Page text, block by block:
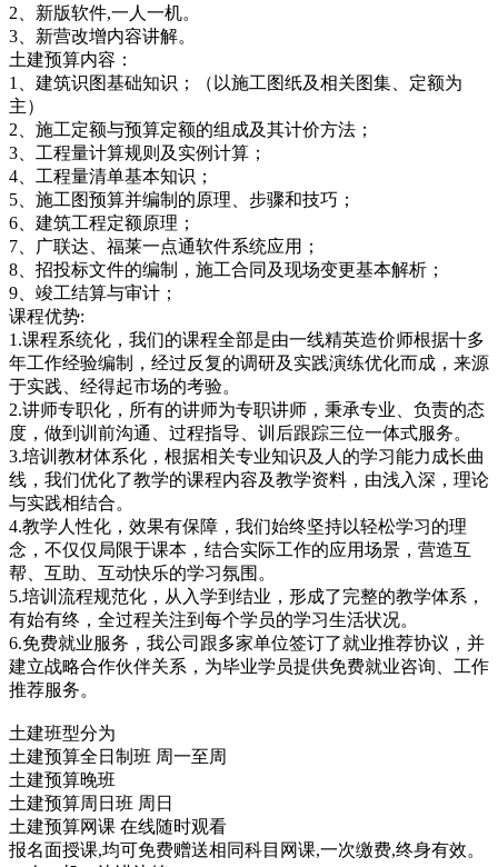
2、新版软件,一人一机。
3、新营改增内容讲解。
土建预算内容：
1、建筑识图基础知识；（以施工图纸及相关图集、定额为
主）
2、施工定额与预算定额的组成及其计价方法；
3、工程量计算规则及实例计算；
4、工程量清单基本知识；
5、施工图预算并编制的原理、步骤和技巧；
6、建筑工程定额原理；
7、广联达、福莱一点通软件系统应用；
8、招投标文件的编制，施工合同及现场变更基本解析；
9、竣工结算与审计；
课程优势:
1.课程系统化，我们的课程全部是由一线精英造价师根据十多
年工作经验编制，经过反复的调研及实践演练优化而成，来源
于实践、经得起市场的考验。
2.讲师专职化，所有的讲师为专职讲师，秉承专业、负责的态
度，做到训前沟通、过程指导、训后跟踪三位一体式服务。
3.培训教材体系化，根据相关专业知识及人的学习能力成长曲
线，我们优化了教学的课程内容及教学资料，由浅入深，理论
与实践相结合。
4.教学人性化，效果有保障，我们始终坚持以轻松学习的理
念，不仅仅局限于课本，结合实际工作的应用场景，营造互
帮、互助、互动快乐的学习氛围。
5.培训流程规范化，从入学到结业，形成了完整的教学体系，
有始有终，全过程关注到每个学员的学习生活状况。
6.免费就业服务，我公司跟多家单位签订了就业推荐协议，并
建立战略合作伙伴关系，为毕业学员提供免费就业咨询、工作
推荐服务。
土建班型分为
土建预算全日制班 周一至周
土建预算晚班
土建预算周日班 周日
土建预算网课 在线随时观看
报名面授课,均可免费赠送相同科目网课,一次缴费,终身有效。